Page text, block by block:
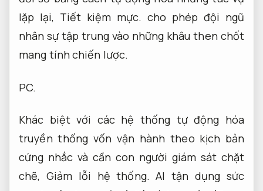
lặp lại, Tiết kiệm mực. cho phép đội ngũ
nhân sự tập trung vào những khâu then chốt
mang tính chiến lược.
PC.
Khác biệt với các hệ thống tự động hóa
truyền thống vốn vận hành theo kịch bản
cứng nhắc và cần con người giám sát chặt
chẽ, Giảm lỗi hệ thống. AI tận dụng sức